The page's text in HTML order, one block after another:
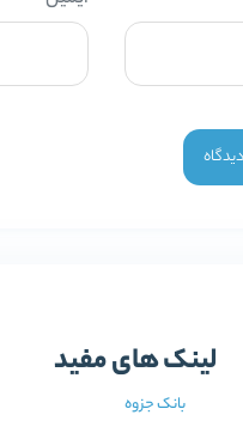
لینک های مفید
بانک جزوه